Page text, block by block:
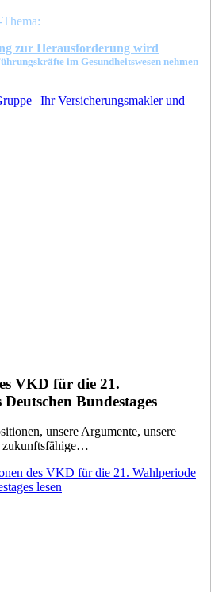
zur Herausforderung wird
im Gesundheitswesen nehmen
| Ihr Versicherungsmakler und
VKD für die 21.
Bundestages
unsere Argumente, unsere
zukunftsfähige…
des VKD für die 21. Wahlperiode
lesen